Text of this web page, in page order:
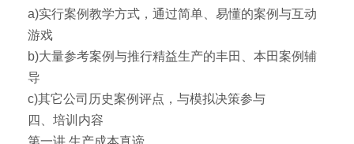
a)实行案例教学方式，通过简单、易懂的案例与互动
游戏
b)大量参考案例与推行精益生产的丰田、本田案例辅
导
c)其它公司历史案例评点，与模拟决策参与
四、培训内容
第一讲 生产成本真谛